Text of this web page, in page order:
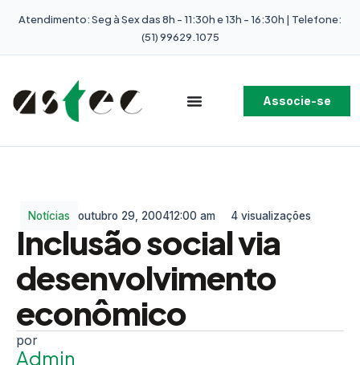
Atendimento: Seg à Sex das 8h - 11:30h e 13h - 16:30h | Telefone:
(51) 99629.1075
Associe-se
Notícias outubro 29, 200412:00 am 4 visualizações
Inclusão social via
desenvolvimento
econômico
Admin